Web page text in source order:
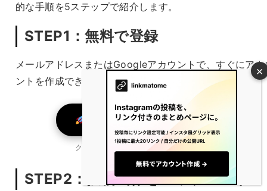
的な手順を5ステップで紹介します。
STEP1：無料で登録
メールアドレスまたはGoogleアカウントで、すぐにアカ
ントを作成できます。クレジットカードは不要です。
linkmatomeを無料で始める →
クレジットカード不要・無料で始められます
STEP2：投稿画像をアップロード